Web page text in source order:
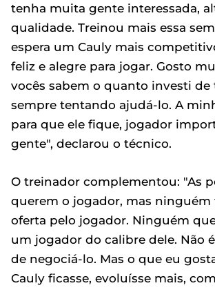
tenha muita gente interessada,
qualidade. Treinou mais essa
espera um Cauly mais
feliz e alegre para jogar. Gosto
vocês sabem o quanto investi de
sempre tentando ajudá-lo. A
para que ele fique, jogador
gente", declarou o técnico.
O treinador complementou: "As
querem o jogador, mas ninguém
oferta pelo jogador. Ninguém
um jogador do calibre dele. Não
de negociá-lo. Mas o que eu
Cauly ficasse, evoluísse mais,